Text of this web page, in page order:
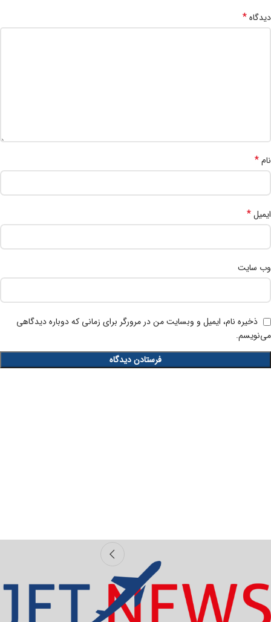
دیدگاه*
نام*
ایمیل*
وب‌ سایت
ذخیره نام، ایمیل و وبسایت من در مرورگر برای زمانی که دوباره دیدگاهی
می‌نویسم.